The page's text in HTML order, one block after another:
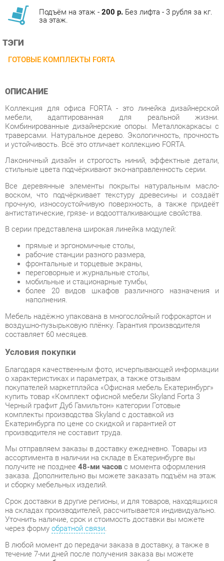
ТЭГИ
ОПИСАНИЕ
мебели, адаптированная для реальной жизни.
траверсами. Натуральное дерево. Экологичность, прочность
и устойчивость. Всё это отличает коллекцию FORTA.
Лаконичный дизайн и строгость ниний, эффектные детали,
стильные цвета подчёркивают эко-направленность серии.
Все деревянные элементы покрыты натуральным масло-
воском, что подчёркивает текстуру древесины и создаёт
прочную, износоустойчивую поверхность, а также придеёт
антистатические, грязе- и водоотталкивающие свойства.
В серии представлена широкая линейка модулей:
прямые и эргономичные столы,
фронтальные и торцевые экраны,
мобильные и стационарные тумбы,
более 20 видов шкафов различного назначения и
наполнения.
Мебель надёжно упакована в многослойный гофрокартон и
воздушно-пузырьковую плёнку. Гарантия производителя
составляет 60 месяцев.
Условия покупки
Благодаря качественным фото, исчерпывающей информации
о характеристиках и параметрах, а также отзывам
покупателей маркетплэйса «Офисная мебель Екатеринбург»
купить товар «Комплект офисной мебели Skyland Forta 3
Черный графит Дуб Гамильтон» категории Готовые
комплекты производства Skyland с доставкой из
Екатеринбурга по цене со скидкой и гарантией от
производителя не составит труда.
Мы отправляем заказы в доставку ежедневно. Товары из
ассортимента в наличии на складе в Екатеринбурге вы
получите не позднее48-ми часовс момента оформления
заказа. Дополнительно вы можете заказать подъём на этаж
Срок доставки в другие регионы, и для товаров, находящихся
на складах производителей, рассчитывается индивидуально.
Уточнить наличие, срок и стоимость доставки вы можете
через формуобратной связи.
В любой момент до передачи заказа в доставку, а также в
течение 7-ми дней после получения заказа вы можете
изменить выборили принять решение об отказе от покупки.
Несмотря на качественную упаковку, готовые комплекты
могут быть повреждены при транспортировке. Если Вы
заметили дефект при приёме - мы заменим поврежденную
деталь.Повторная доставка товара -бесплатна.